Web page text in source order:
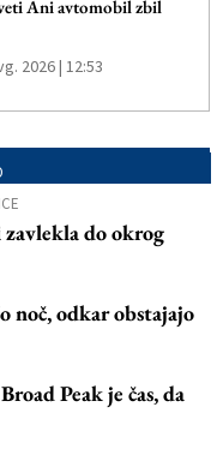
Ani avtomobil zbil
2026 | 12:53
zavlekla do okrog
noč, odkar obstajajo
Peak je čas, da